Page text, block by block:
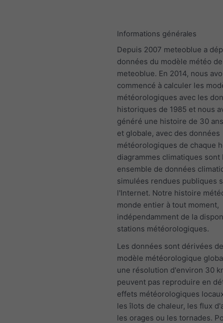
Informations générales
Depuis 2007 meteoblue a
données du modèle météo de
meteoblue. En 2014, nous
commencé à calculer les
météorologiques avec les
historiques de 1985 et nous
généré une histoire de 30
et globale, avec des données
météorologiques de chaque
diagrammes climatiques
ensemble de données
simulées rendues publiques
l'Internet. Notre histoire
monde entier à tout moment,
indépendamment de la
stations météorologiques.
Les données sont dérivées
modèle météorologique
une résolution d'environ 30
peuvent pas reproduire en
effets météorologiques
les îlots de chaleur, les flux
les orages ou les tornades.